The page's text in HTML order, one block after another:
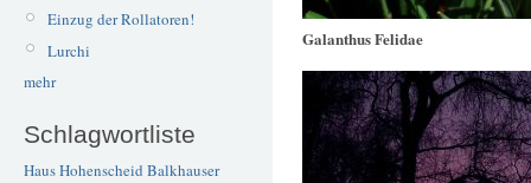
Einzug der Rollatoren!
Lurchi
mehr
Schlagwortliste
Haus Hohenscheid Balkhauser
Galanthus Felidae